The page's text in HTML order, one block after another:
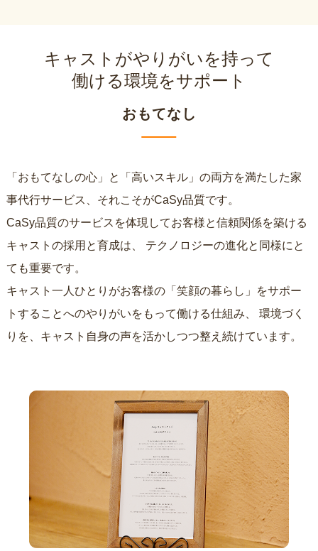
キャストがやりがいを持って
働ける環境をサポート
おもてなし
「おもてなしの心」と「高いスキル」の両方を満たした家
事代行サービス、それこそがCaSy品質です。
CaSy品質のサービスを体現してお客様と信頼関係を築ける
キャストの採用と育成は、
ても重要です。
キャスト一人ひとりがお客様の「笑顔の暮らし」をサポー
トすることへのやりがいをもって働ける仕組み、
りを、キャスト自身の声を活かしつつ整え続けています。